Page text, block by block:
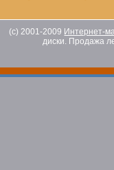
(c) 2001-2009 Интернет-
диски. Продажа